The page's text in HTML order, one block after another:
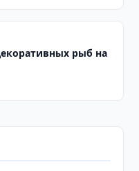
рыб на